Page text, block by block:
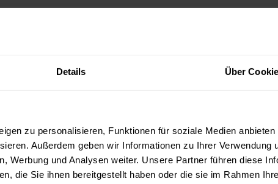
Details Über
zu personalisieren, Funktionen für soziale Medien anbieten
Außerdem geben wir Informationen zu Ihrer Verwendung
Werbung und Analysen weiter. Unsere Partner führen diese
die Sie ihnen bereitgestellt haben oder die sie im Rahmen
aktuell?
liegt aktuell bei
inklusive Lieferung und
erhalten Sie über unseren
aus?
Buckligen Welt?